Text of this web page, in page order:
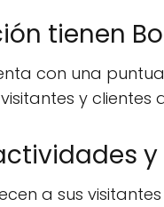
tienen
con una
y
a sus